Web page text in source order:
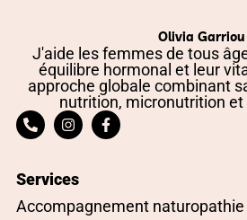
Olivia Garriou
J'aide les femmes de tous
équilibre hormonal et leur
approche globale combinant
nutrition, micronutrition
Services
Accompagnement naturopathie